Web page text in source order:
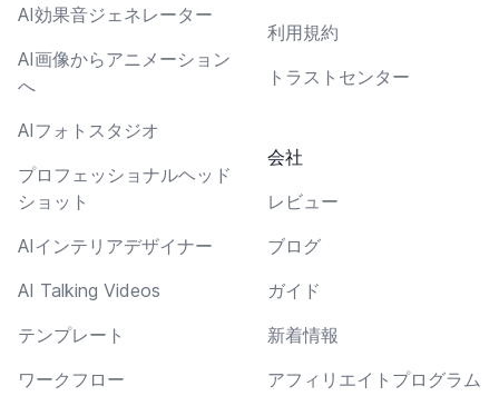
AI効果音ジェネレーター
AI画像からアニメーション
へ
AIフォトスタジオ
プロフェッショナルヘッド
ショット
AIインテリアデザイナー
AI Talking Videos
テンプレート
ワークフロー
利用規約
トラストセンター
会社
レビュー
ブログ
ガイド
新着情報
アフィリエイトプログラム